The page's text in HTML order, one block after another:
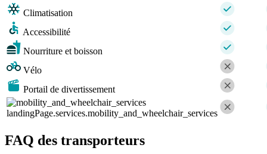
Climatisation
Accessibilité
Nourriture et boisson
Vélo
Portail de divertissement
landingPage.services.mobility_and_wheelchair_services
FAQ des transporteurs